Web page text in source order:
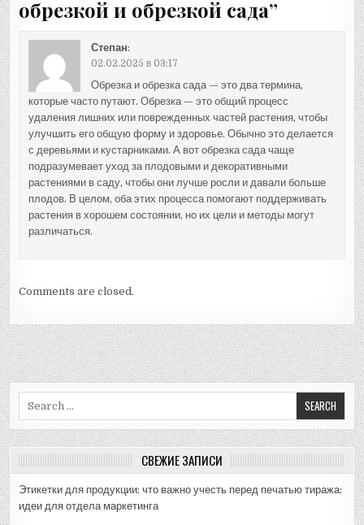
обрезкой и обрезкой сада”
Степан:
02.02.2025 в 03:17
Обрезка и обрезка сада — это два термина,
которые часто путают. Обрезка — это общий процесс
удаления лишних или поврежденных частей растения, чтобы
улучшить его общую форму и здоровье. Обычно это делается
с деревьями и кустарниками. А вот обрезка сада чаще
подразумевает уход за плодовыми и декоративными
растениями в саду, чтобы они лучше росли и давали больше
плодов. В целом, оба этих процесса помогают поддерживать
растения в хорошем состоянии, но их цели и методы могут
различаться.
Comments are closed.
СВЕЖИЕ ЗАПИСИ
Этикетки для продукции: что важно учесть перед печатью тиража:
идеи для отдела маркетинга